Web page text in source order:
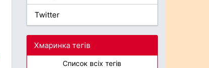
Twitter
Хмаринка тегів
Список всіх тегів